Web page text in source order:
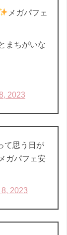
メガパフェ
まちがいな
2023
て思う日が
ガパフェ安
2023